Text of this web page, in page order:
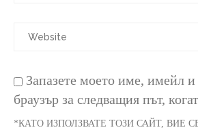
Запазете моето име, имейл и
браузър за следващия път,
*КАТО ИЗПОЛЗВАТЕ ТОЗИ САЙТ, ВИЕ